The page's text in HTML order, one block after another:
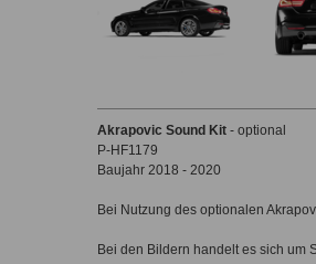
Akrapovic Sound Kit - optional
P-HF1179
Baujahr 2018 - 2020
Bei Nutzung des optionalen
Bei den Bildern handelt es sich um